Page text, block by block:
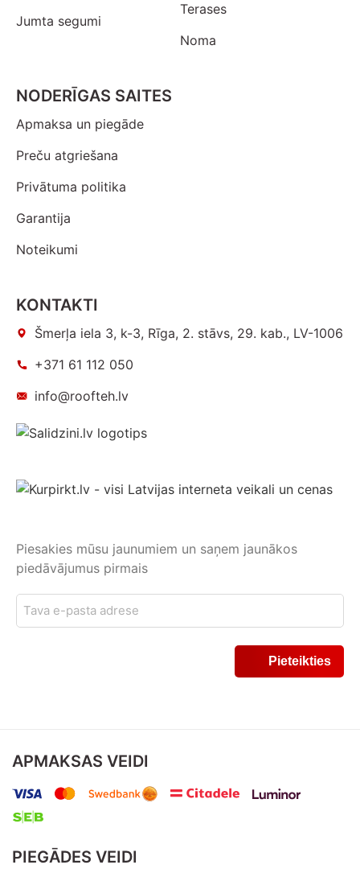
Jumta segumi
Terases
Noma
NODERĪGAS SAITES
Apmaksa un piegāde
Preču atgriešana
Privātuma politika
Garantija
Noteikumi
KONTAKTI
Šmerļa iela 3, k-3, Rīga, 2. stāvs, 29. kab., LV-1006
+371 61 112 050
info@roofteh.lv
Piesakies mūsu jaunumiem un saņem jaunākos
piedāvājumus pirmais
APMAKSAS VEIDI
PIEGĀDES VEIDI